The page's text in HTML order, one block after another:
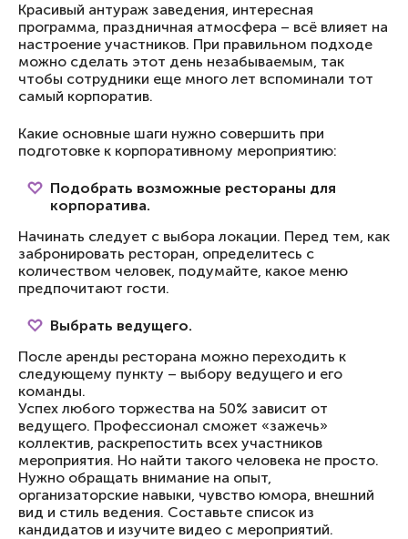
Красивый антураж заведения, интересная
программа, праздничная атмосфера – всё влияет на
настроение участников. При правильном подходе
можно сделать этот день незабываемым, так
чтобы сотрудники еще много лет вспоминали тот
самый корпоратив.
Какие основные шаги нужно совершить при
подготовке к корпоративному мероприятию:
Подобрать возможные рестораны для
корпоратива.
Начинать следует с выбора локации. Перед тем, как
забронировать ресторан, определитесь с
количеством человек, подумайте, какое меню
предпочитают гости.
Выбрать ведущего.
После аренды ресторана можно переходить к
следующему пункту – выбору ведущего и его
команды.
Успех любого торжества на 50% зависит от
ведущего. Профессионал сможет «зажечь»
коллектив, раскрепостить всех участников
мероприятия. Но найти такого человека не просто.
Нужно обращать внимание на опыт,
организаторские навыки, чувство юмора, внешний
вид и стиль ведения. Составьте список из
кандидатов и изучите видео с мероприятий.